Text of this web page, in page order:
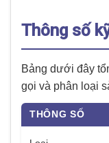
Thông số
Bảng dưới đây
gọi và phân loại
THÔNG SỐ